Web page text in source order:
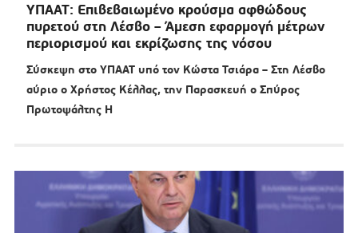
ΥΠΑΑΤ: Επιβεβαιωμένο κρούσμα αφθώδους
πυρετού στη Λέσβο – Άμεση εφαρμογή μέτρων
περιορισμού και εκρίζωσης της νόσου
Σύσκεψη στο ΥΠΑΑΤ υπό τον Κώστα Τσιάρα – Στη Λέσβο
αύριο ο Χρήστος Κέλλας, την Παρασκευή ο Σπύρος
Πρωτοψάλτης Η